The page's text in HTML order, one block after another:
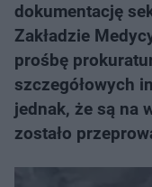
dokumentację
Zakładzie
prośbę
szczegółowych
jednak, że są na
zostało